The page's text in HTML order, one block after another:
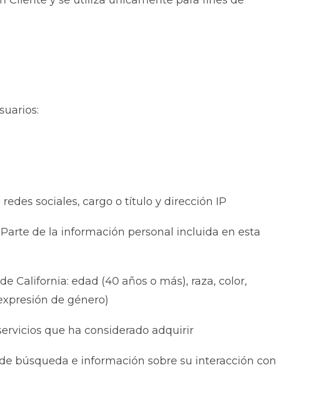
sociales, cargo o título y dirección IP
de la información personal incluida en esta
California: edad (40 años o más), raza, color,
de género)
que ha considerado adquirir
búsqueda e información sobre su interacción con